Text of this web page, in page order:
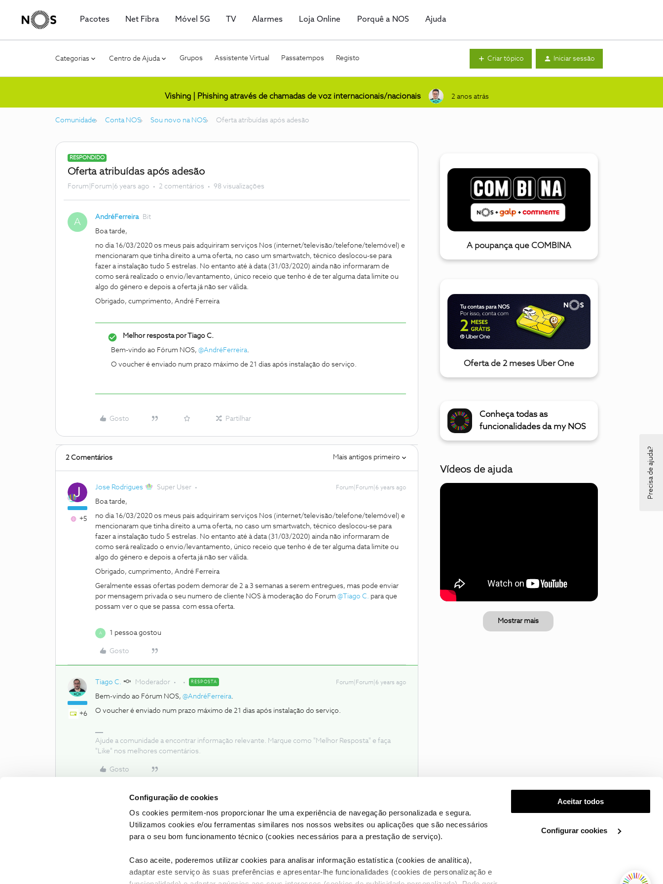
Configuração de cookies
Os cookies permitem-nos proporcionar lhe uma experiência de navegação personalizada e segura.
Utilizamos cookies e/ou ferramentas similares nos nossos websites ou aplicações que são necessários
para o seu bom funcionamento técnico (cookies necessários para a prestação de serviço).
Caso aceite, poderemos utilizar cookies para analisar informação estatística (cookies de analítica),
adaptar este serviço às suas preferências e apresentar-lhe funcionalidades (cookies de personalização e
Aceitar todos
Configurar cookies
Pacotes Net Fibra Móvel 5G TV Alarmes Loja Online Porquê a NOS Ajuda
Categorias Centro de Ajuda Grupos Assistente Virtual Passatempos Registo Criar tópico Iniciar sessão
Vishing | Phishing através de chamadas de voz internacionais/nacionais 2 anos atrás
Comunidade Conta NOS Sou novo na NOS Oferta atribuídas após adesão
RESPONDIDO
Oferta atribuídas após adesão
Forum|Forum|6 years ago 2 comentários 98 visualizações
A AndréFerreira Bit
Boa tarde,
no dia 16/03/2020 os meus pais adquiriram serviços Nos (internet/televisão/telefone/telemóvel) e
mencionaram que tinha direito a uma oferta, no caso um smartwatch, técnico deslocou-se para
fazer a instalação tudo 5 estrelas. No entanto até à data (31/03/2020) ainda não informaram de
como será realizado o envio/levantamento, único receio que tenho é de ter alguma data limite ou
algo do género e depois a oferta já não ser válida.
Obrigado, cumprimento, André Ferreira
Melhor resposta porTiago C.
Bem-vindo ao Fórum NOS, @AndréFerreira.
O voucher é enviado num prazo máximo de 21 dias após instalação do serviço.
Gosto Partilhar
2 Comentários Mais antigos primeiro
+5
Jose Rodrigues Super User Forum|Forum|6 years ago
Boa tarde,
no dia 16/03/2020 os meus pais adquiriram serviços Nos (internet/televisão/telefone/telemóvel) e
mencionaram que tinha direito a uma oferta, no caso um smartwatch, técnico deslocou-se para
fazer a instalação tudo 5 estrelas. No entanto até à data (31/03/2020) ainda não informaram de
como será realizado o envio/levantamento, único receio que tenho é de ter alguma data limite ou
algo do género e depois a oferta já não ser válida.
Obrigado, cumprimento, André Ferreira
Geralmente essas ofertas podem demorar de 2 a 3 semanas a serem entregues, mas pode enviar
por mensagem privada o seu numero de cliente NOS à moderação do Forum @Tiago C. para que
possam ver o que se passa com essa oferta.
A 1 pessoa gostou
Gosto
+6
Tiago C. Moderador RESPOSTA Forum|Forum|6 years ago
Bem-vindo ao Fórum NOS, @AndréFerreira.
O voucher é enviado num prazo máximo de 21 dias após instalação do serviço.
Ajude a comunidade a encontrar informação relevante. Marque como "Melhor Resposta" e faça
"Like" nos melhores comentários.
Gosto
A poupança que COMBINA
Oferta de 2 meses Uber One
Conheça todas as
funcionalidades da my NOS
Vídeos de ajuda
Mostrar mais
Condições do Fórum NOS Accessibility statement
Precisa de ajuda?